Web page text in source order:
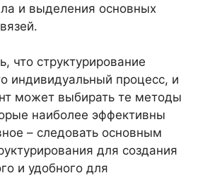
и выделения основных
что структурирование
индивидуальный процесс, и
может выбирать те методы
наиболее эффективны
– следовать основным
для создания
и удобного для